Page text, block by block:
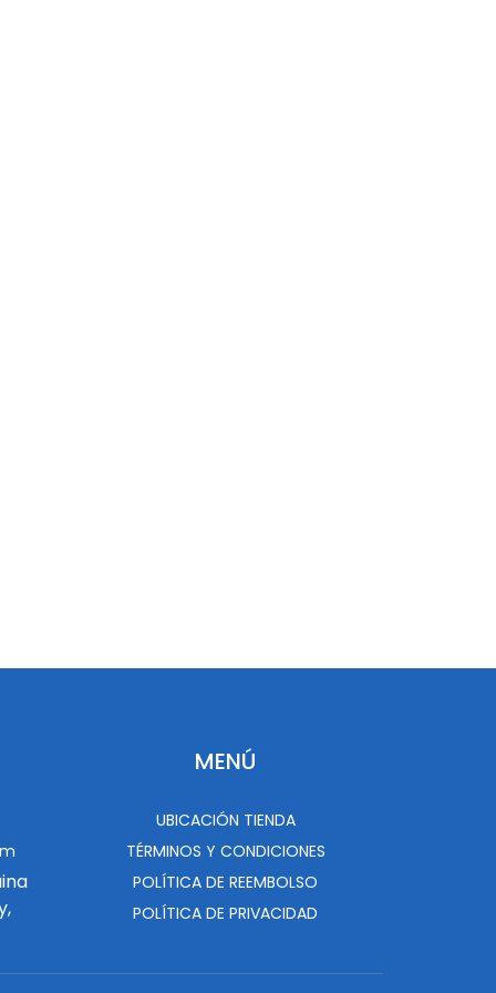
MENÚ
UBICACIÓN TIENDA
TÉRMINOS Y CONDICIONES
POLÍTICA DE REEMBOLSO
POLÍTICA DE PRIVACIDAD